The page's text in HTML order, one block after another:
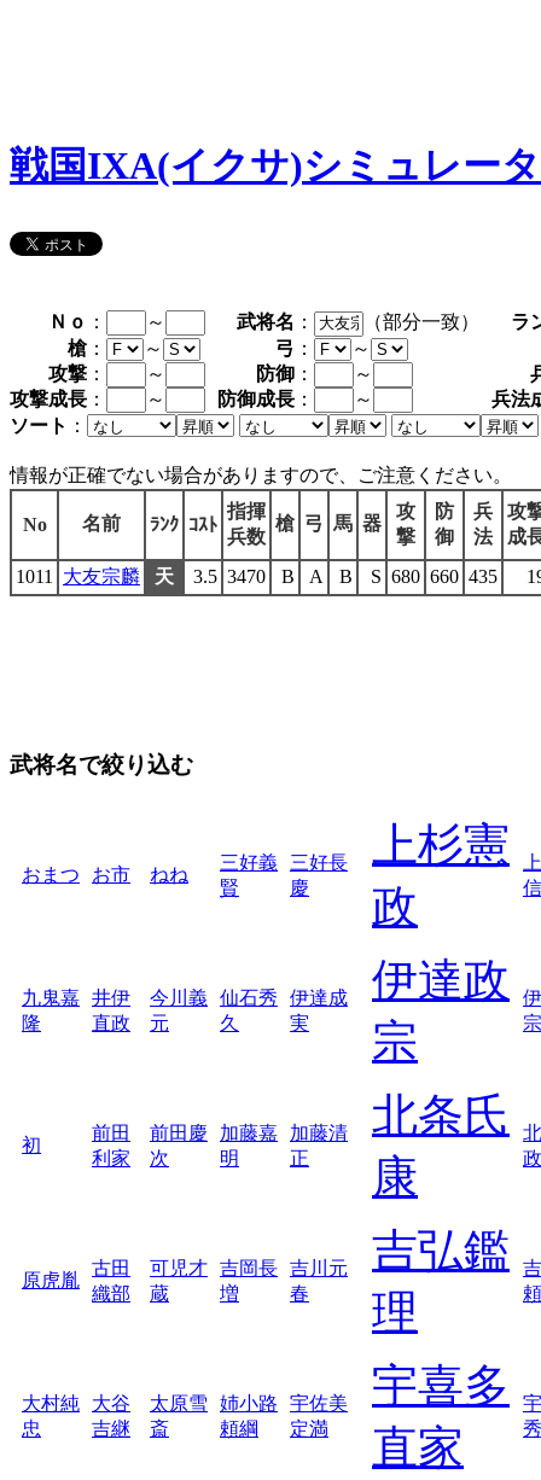
戦国IXA(イクサ)シミュレー
Ｎｏ ： ～ 武将名 ： （部分一致）
ラ
槍 ： ～ 弓 ：
～
攻撃 ： ～ 防御 ： ～
攻撃成長 ： ～ 防御成長 ： ～
兵法
ソート ：
情報が正確でない場合がありますので、ご注意ください。
No 名前 ﾗﾝｸ ｺｽﾄ
指揮
兵数
槍 弓 馬 器
攻
撃
防
御
兵
法
攻
成
1011
大友宗麟 天 3.5 3470 B A B S 680 660 435
武将名で絞り込む
おまつ お市 ねね
三好義
賢
三好長
慶
上杉憲
政
信
九鬼嘉
隆
井伊
直政
今川義
元
仙石秀
久
伊達成
実
伊達政
宗
宗
初
前田
利家
前田慶
次
加藤嘉
明
加藤清
正
北条氏
康
政
原虎胤
古田
織部
可児才
蔵
吉岡長
増
吉川元
春
吉弘鑑
理
頼
大村純
忠
大谷
吉継
太原雪
斎
姉小路
頼綱
宇佐美
定満
宇喜多
直家